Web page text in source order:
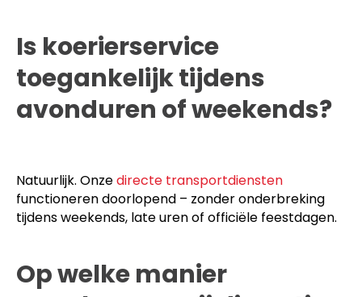
Is koerierservice
toegankelijk tijdens
avonduren of weekends?
Natuurlijk. Onzedirecte transportdiensten
functioneren doorlopend – zonder onderbreking
tijdens weekends, late uren of officiële feestdagen.
Op welke manier